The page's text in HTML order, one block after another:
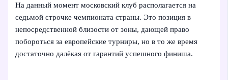
На данный момент московский клуб располагается на
седьмой строчке чемпионата страны. Это позиция в
непосредственной близости от зоны, дающей право
побороться за европейские турниры, но в то же время
достаточно далёкая от гарантий успешного финиша.